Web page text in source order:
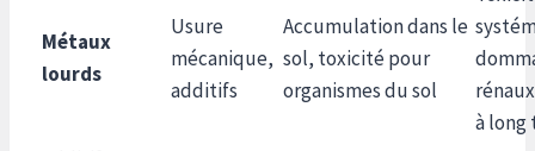
Métaux
lourds
Usure
mécanique,
additifs
Accumulation dans le
sol, toxicité pour
organismes du sol
à long